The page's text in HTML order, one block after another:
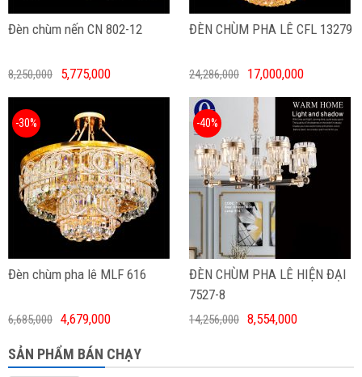
Đèn chùm nến CN 802-12
8,250,000 5,775,000
ĐÈN CHÙM PHA LÊ CFL 13279
24,286,000 17,000,000
Đèn chùm pha lê MLF 616
-30%
6,685,000 4,679,000
ĐÈN CHÙM PHA LÊ HIỆN ĐẠI
7527-8
-40%
14,256,000 8,554,000
SẢN PHẨM BÁN CHẠY